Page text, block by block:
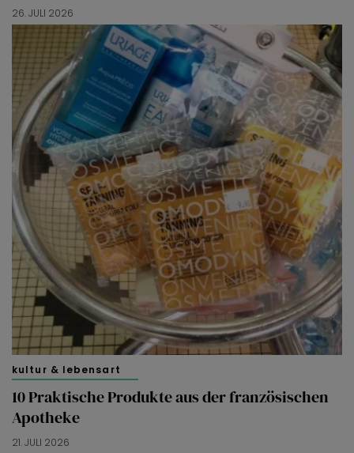
26. JULI 2026
kultur & lebensart
10 Praktische Produkte aus der französischen
Apotheke
21. JULI 2026